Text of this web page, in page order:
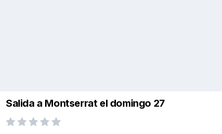
Salida a Montserrat el domingo 27